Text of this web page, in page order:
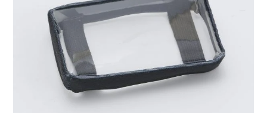
スタンド
キャリヤ
ヘルメット
オージーケー技研
カナック企画
カミオジャパン
キャットアイ
こげーる
ゴリン